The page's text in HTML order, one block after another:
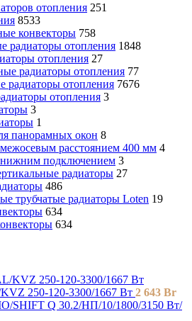
отопления 251
8533
конвекторы 758
радиаторы отопления 1848
отопления 27
радиаторы отопления 77
радиаторы отопления 7676
отопления 3
3
1
панорамных окон 8
расстоянием 400 мм 4
нижним подключением 3
радиаторы 27
486
трубчатые радиаторы Loten 19
634
634
250-120-3300/1667 Вт 2 643 Br